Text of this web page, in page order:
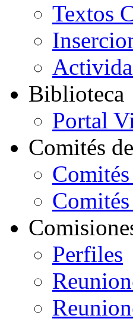
Textos
Biblioteca
Portal
Comités
C
Perfiles